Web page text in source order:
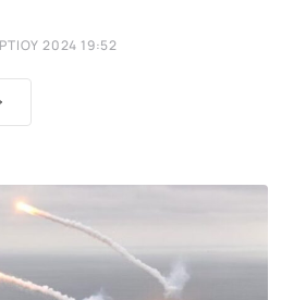
2024 19:52